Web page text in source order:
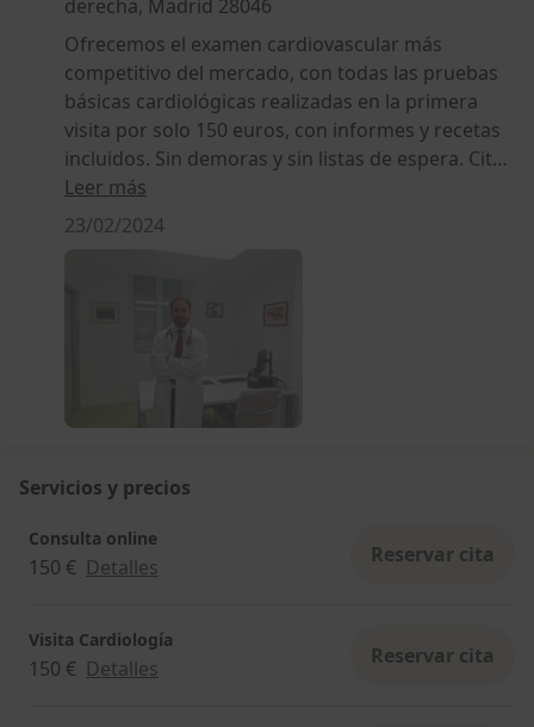
derecha, Madrid 28046
Ofrecemos el examen cardiovascular más
competitivo del mercado, con todas las pruebas
básicas cardiológicas realizadas en la primera
visita por solo 150 euros, con informes y recetas
incluidos. Sin demoras y sin listas de espera. Cita
inmediata en el día. Disponemos de las técnicas
diagnósticas más avanzadas en cardiología, lo
forma personalizada.
Leer más
23/02/2024
Servicios y precios
Consulta online
150 € Detalles Reservar cita
Visita Cardiología
150 € Detalles Reservar cita